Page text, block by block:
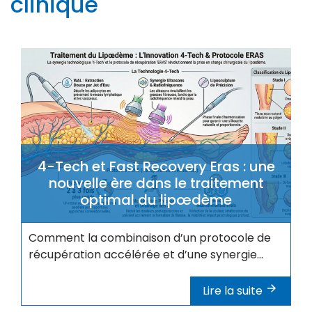
4-Tech et Fast Recovery Eras : une
nouvelle ère dans le traitement
optimal du lipœdème
Comment la combinaison d’un protocole de
récupération accélérée et d’une synergie...
Lire la suite